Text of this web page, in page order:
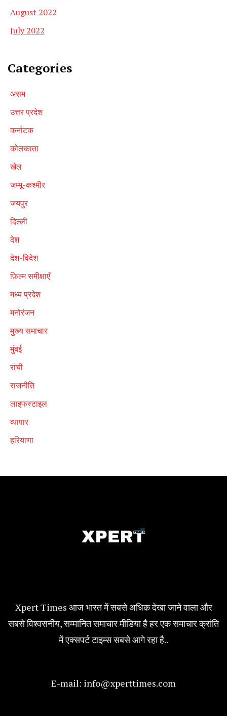
August 2022
July 2022
Categories
असम
उत्तर प्रदेश
कर्नाटक
कोलकाता
खेल
जम्मू-कश्मीर
जयपुर
दिल्ली
देश
देश-विदेश
फ़िल्म समीक्षाएँ
मध्य प्रदेश
मनोरंजन
मुख्य समाचार
मुंबई
रांची
राजनीति
लाइफस्टाइल
व्यापार
हरियाणा
Xpert Times आज भारत में सबसे अधिक देखा जाने वाला और
सबसे विश्वसनीय, सम्मानित समाचार मीडिया है हर एक समाचार क्रांति
में एक्सपर्ट टाइम्स सबसे आगे रहा है..
E-mail: info@xperttimes.com